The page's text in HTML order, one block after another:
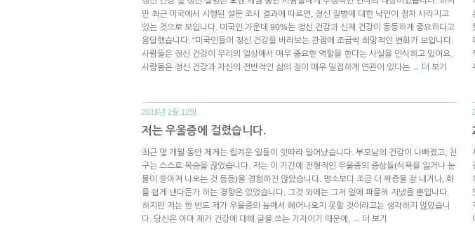
만 최근 미국에서 시행된 설문 조사 결과에 따르면, 정신 질병에 대한 낙인이 점차 사라지고
있는 것으로 보입니다. 미국인 가운데 90%는 정신 건강과 신체 건강이 동등하게 중요하다고
응답했습니다. “미국인들이 정신 건강을 바라보는 관점에 조금씩 희망적인 변화가 보입니다.
사람들은 정신 건강이 우리의 일상에서 매우 중요한 역할을 한다는 사실을 인식하고 있어요.
사람들은 정신 건강과 자신의 전반적인 삶의 질이 매우 밀접하게 연관이 있다는 → 더 보기
2016년 2월 12일.
저는 우울증에 걸렸습니다.
최근 몇 개월 동안 제게는 힘겨운 일들이 잇따라 일어났습니다. 부모님의 건강이 나빠졌고, 친
구는 스스로 목숨을 끊었습니다. 저는 이 기간에 전형적인 우울증의 증상들(식욕을 잃거나 눈
물이 쏟아져 나오는 것 등등)을 경험하진 않았습니다. 평소보다 조금 더 짜증을 잘 내거나, 화
를 쉽게 낸다든가 하는 경향은 있었습니다. 그것 외에는 그저 일에 파묻혀 지냈을 뿐입니다.
하지만 저는 한 번도 제가 우울증의 늪에서 헤어나오지 못할 것이라고는 생각하지 않았습니
다. 당신은 아마 제가 건강에 대해 글을 쓰는 기자이기 때문에, → 더 보기